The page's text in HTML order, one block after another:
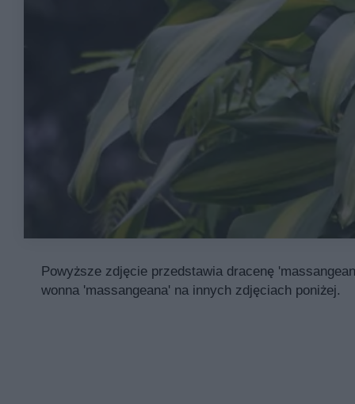
Powyższe zdjęcie przedstawia dracenę
wonna 'massangeana' na innych zdjęciach poniżej.